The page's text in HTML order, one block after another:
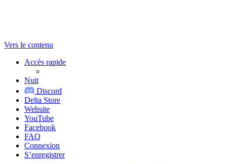
Vers le contenu
Accès rapide
Nuit
Discord
Delta Store
Website
YouTube
Facebook
FAQ
Connexion
S’enregistrer